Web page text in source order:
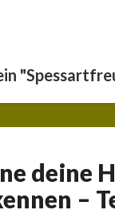
deine
Heimat
kennen
deine
–